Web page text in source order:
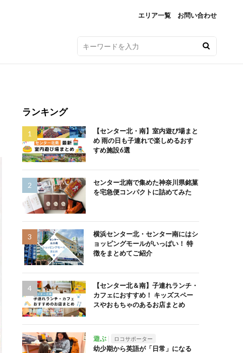
エリア一覧 お問い合わせ
ランキング
【センター北・南】室内遊び場まと
め 雨の日も子連れで楽しめるおす
すめ施設6選
センター北南で集めた神奈川県銘菓
を宅急便コンパクトに詰めてみた
横浜センター北・センター南にはシ
ョッピングモールがいっぱい！ 特
徴をまとめてご紹介
【センター北＆南】子連れランチ・
カフェにおすすめ！ キッズスペー
スやおもちゃのあるお店まとめ
遊ぶ ロコサポーター
幼少期から英語が「日常」になる